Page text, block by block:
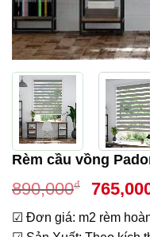
Rèm cầu vồng
890,000₫
Giá
gốc
là:
☑ Đơn giá: m2 rèm